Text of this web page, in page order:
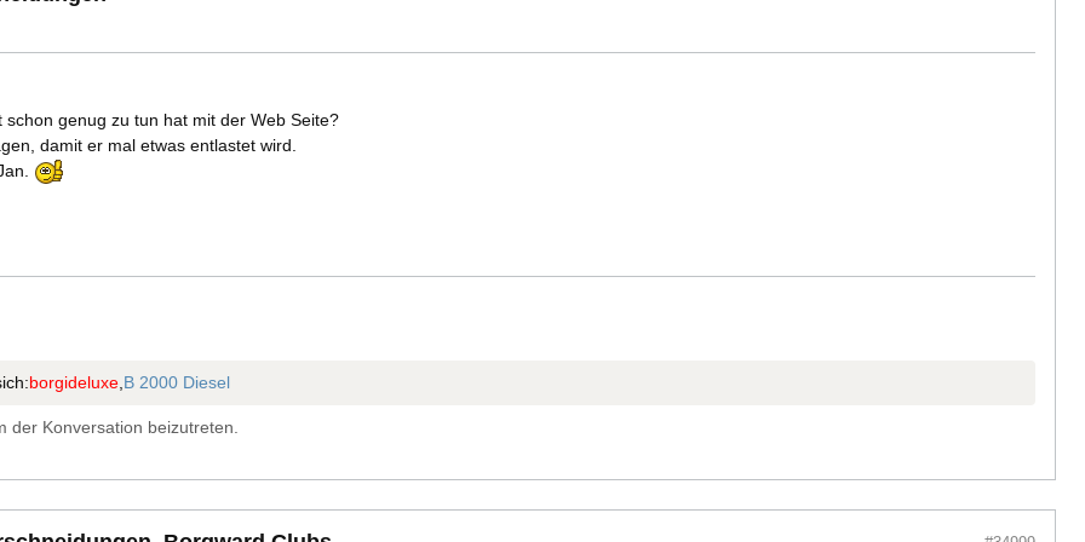
genug zu tun hat mit der Web Seite?
damit er mal etwas entlastet wird.
borgideluxe, B 2000 Diesel
der Konversation beizutreten.